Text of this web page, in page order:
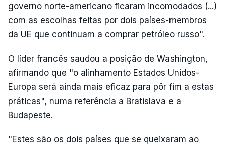
governo norte-americano ficaram incomodados (...)
com as escolhas feitas por dois países-membros
da UE que continuam a comprar petróleo russo".
O líder francês saudou a posição de Washington,
afirmando que "o alinhamento Estados Unidos-
Europa será ainda mais eficaz para pôr fim a estas
práticas", numa referência a Bratislava e a
Budapeste.
"Estes são os dois países que se queixaram ao